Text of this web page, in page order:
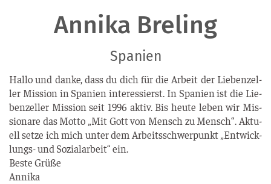
Annika Breling
Spanien
Hal­lo und dan­ke, dass du dich für die Arbeit der Lie­ben­zel­
ler Mis­si­on in Spa­ni­en inter­es­sierst. In Spa­ni­en ist die Lie­
ben­zel­ler Mis­si­on seit 1996 aktiv. Bis heu­te leben wir Mis­
sio­na­re das Mot­to „Mit Gott von Mensch zu Mensch“. Aktu­
ell set­ze ich mich unter dem Arbeits­schwer­punkt „Ent­wick­
lungs- und Sozi­al­ar­beit“ ein.
Bes­te Grü­ße
Anni­ka